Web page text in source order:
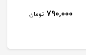
790,000 تومان